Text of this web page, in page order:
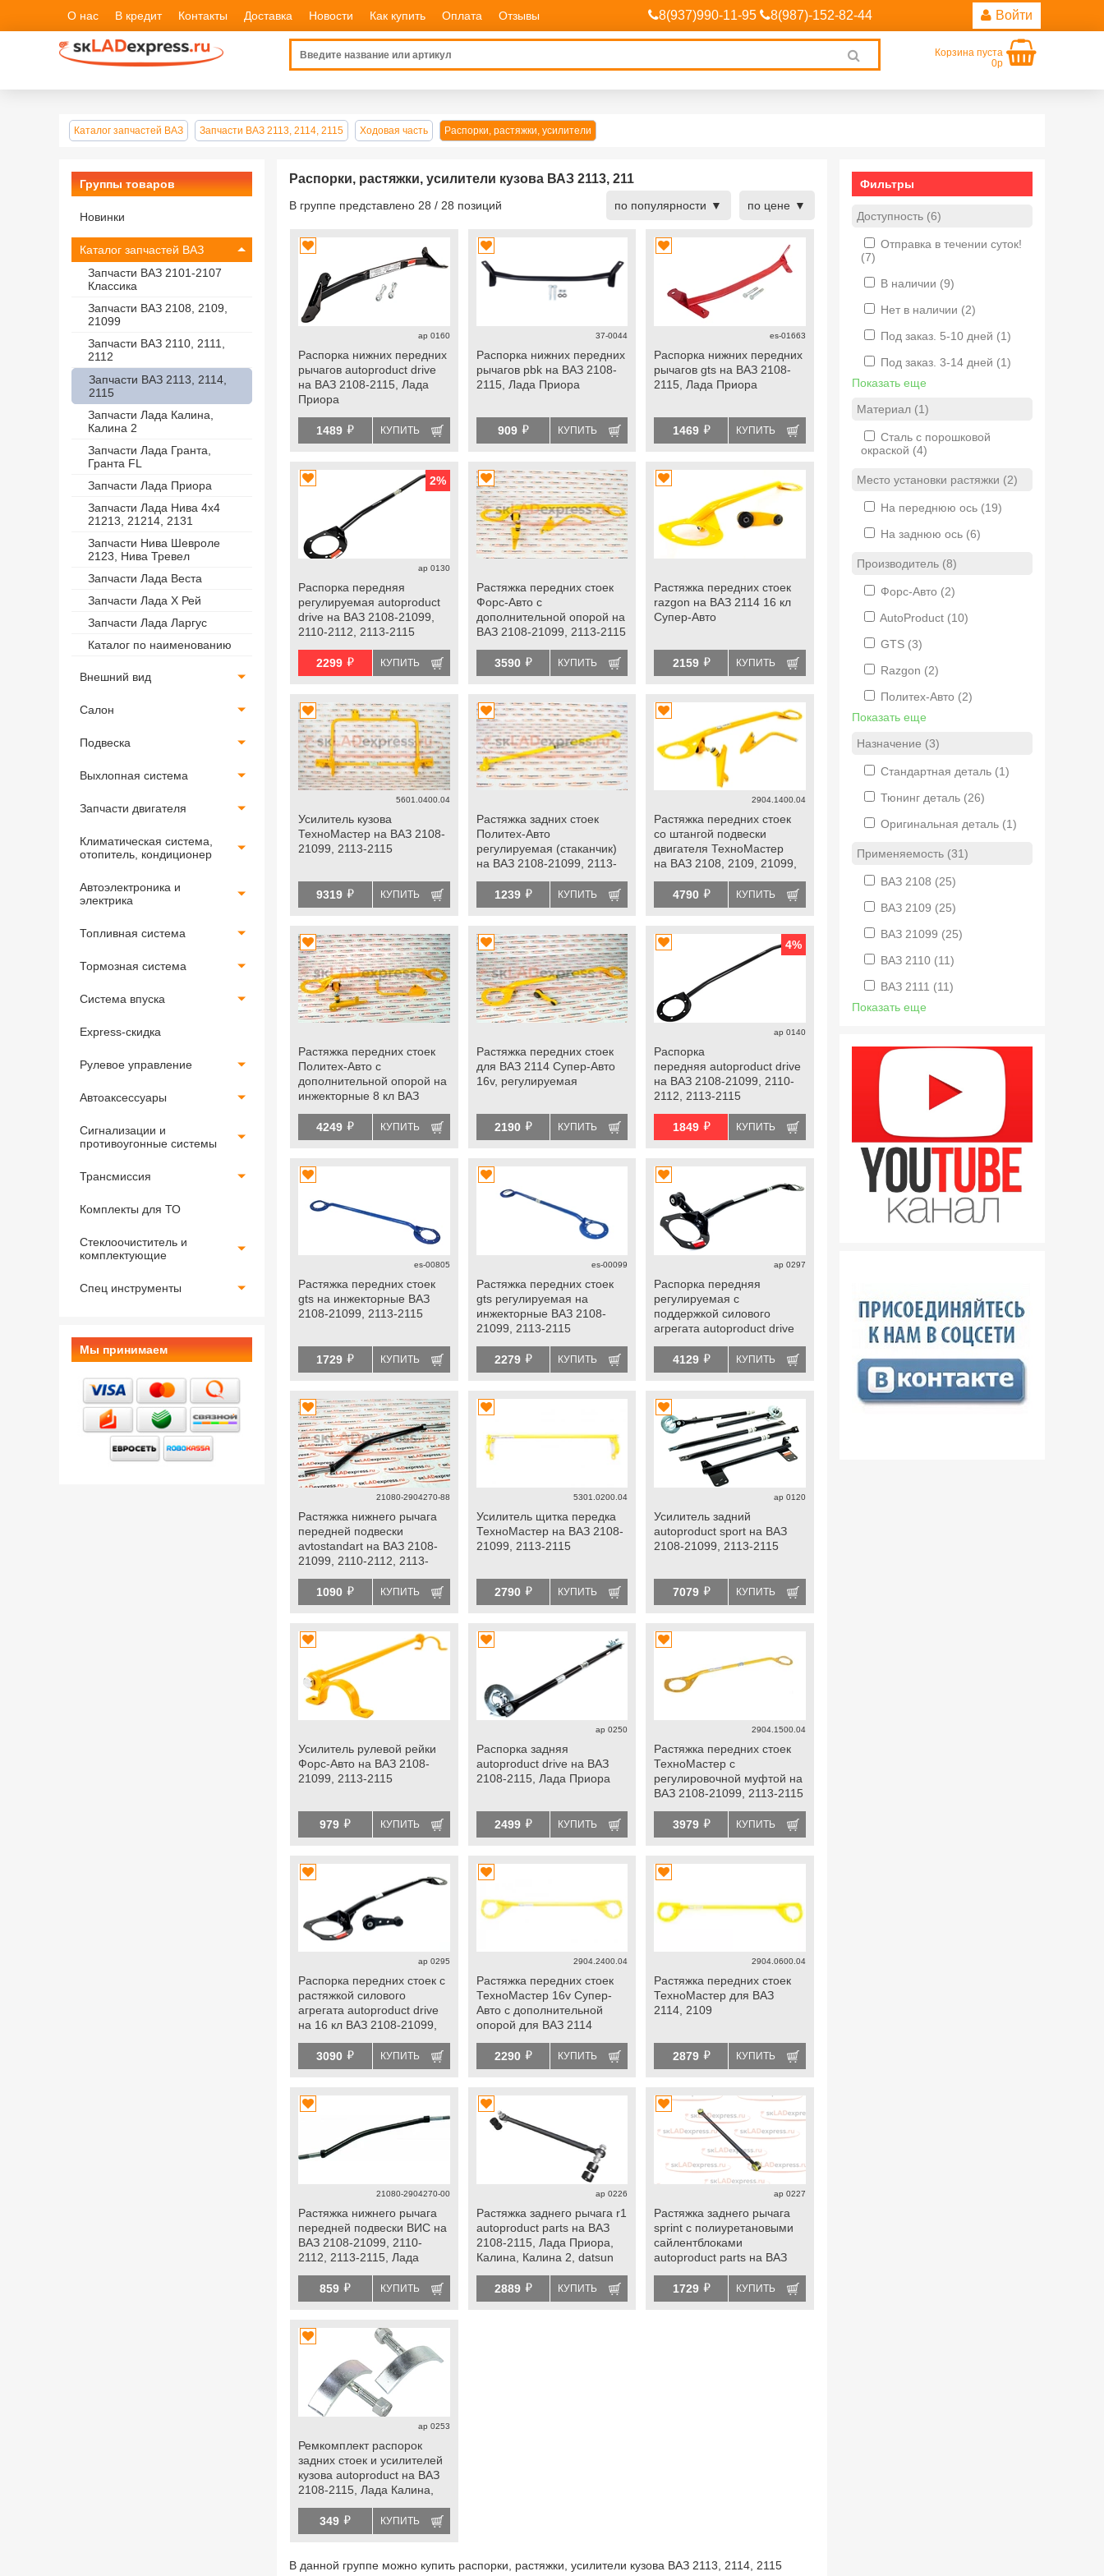
О нас В кредит Контакты Доставка Новости Как купить Оплата Отзывы 8(937)990-11-95 8(987)-152-82-44 Войти
search
Корзина пуста
0р
Каталог запчастей ВАЗ Запчасти ВАЗ 2113, 2114, 2115 Ходовая часть Распорки, растяжки, усилители
Группы товаров
Новинки
Каталог запчастей ВАЗ
Запчасти ВАЗ 2101-2107
Классика
Запчасти ВАЗ 2108, 2109,
21099
Запчасти ВАЗ 2110, 2111,
2112
Запчасти ВАЗ 2113, 2114,
2115
Запчасти Лада Калина,
Калина 2
Запчасти Лада Гранта,
Гранта FL
Запчасти Лада Приора
Запчасти Лада Нива 4х4
21213, 21214, 2131
Запчасти Нива Шевроле
2123, Нива Тревел
Запчасти Лада Веста
Запчасти Лада Х Рей
Запчасти Лада Ларгус
Каталог по наименованию
Внешний вид
Салон
Подвеска
Выхлопная система
Запчасти двигателя
Климатическая система,
отопитель, кондиционер
Автоэлектроника и
электрика
Топливная система
Тормозная система
Система впуска
Express-скидка
Рулевое управление
Автоаксессуары
Сигнализации и
противоугонные системы
Трансмиссия
Комплекты для ТО
Стеклоочиститель и
комплектующие
Спец инструменты
Мы принимаем
Распорки, растяжки, усилители кузова ВАЗ 2113, 211
В группе представлено 28 / 28 позиций по популярности по цене
ap 0160
Распорка нижних передних
рычагов autoproduct drive
на ВАЗ 2108-2115, Лада
Приора
1489 й КУПИТЬ
37-0044
Распорка нижних передних
рычагов pbk на ВАЗ 2108-
2115, Лада Приора
909 й КУПИТЬ
es-01663
Распорка нижних передних
рычагов gts на ВАЗ 2108-
2115, Лада Приора
1469 й КУПИТЬ
2%
ap 0130
Распорка передняя
регулируемая autoproduct
drive на ВАЗ 2108-21099,
2110-2112, 2113-2115
2299 й КУПИТЬ
Растяжка передних стоек
Форс-Авто с
дополнительной опорой на
ВАЗ 2108-21099, 2113-2115
3590 й КУПИТЬ
Растяжка передних стоек
razgon на ВАЗ 2114 16 кл
Супер-Авто
2159 й КУПИТЬ
5601.0400.04
Усилитель кузова
ТехноМастер на ВАЗ 2108-
21099, 2113-2115
9319 й КУПИТЬ
Растяжка задних стоек
Политех-Авто
регулируемая (стаканчик)
на ВАЗ 2108-21099, 2113-
2115, Лада Приора
1239 й КУПИТЬ
2904.1400.04
Растяжка передних стоек
со штангой подвески
двигателя ТехноМастер
на ВАЗ 2108, 2109, 21099,
2113, 2114, 2115 8 кл.
4790 й КУПИТЬ
Растяжка передних стоек
Политех-Авто с
дополнительной опорой на
инжекторные 8 кл ВАЗ
4249 й КУПИТЬ
Растяжка передних стоек
для ВАЗ 2114 Супер-Авто
16v, регулируемая
2190 й КУПИТЬ
4%
ap 0140
Распорка
передняя autoproduct drive
на ВАЗ 2108-21099, 2110-
2112, 2113-2115
1849 й КУПИТЬ
es-00805
Растяжка передних стоек
gts на инжекторные ВАЗ
2108-21099, 2113-2115
1729 й КУПИТЬ
es-00099
Растяжка передних стоек
gts регулируемая на
инжекторные ВАЗ 2108-
21099, 2113-2115
2279 й КУПИТЬ
ap 0297
Распорка передняя
регулируемая с
поддержкой силового
агрегата autoproduct drive
2113-2115
4129 й КУПИТЬ
21080-2904270-88
Растяжка нижнего рычага
передней подвески
avtostandart на ВАЗ 2108-
21099, 2110-2112, 2113-
1090 й КУПИТЬ
5301.0200.04
Усилитель щитка передка
ТехноМастер на ВАЗ 2108-
21099, 2113-2115
2790 й КУПИТЬ
ap 0120
Усилитель задний
autoproduct sport на ВАЗ
2108-21099, 2113-2115
7079 й КУПИТЬ
Усилитель рулевой рейки
Форс-Авто на ВАЗ 2108-
21099, 2113-2115
979 й КУПИТЬ
ap 0250
Распорка задняя
autoproduct drive на ВАЗ
2108-2115, Лада Приора
2499 й КУПИТЬ
2904.1500.04
Растяжка передних стоек
ТехноМастер с
регулировочной муфтой на
ВАЗ 2108-21099, 2113-2115
3979 й КУПИТЬ
ap 0295
Распорка передних стоек с
растяжкой силового
агрегата autoproduct drive
на 16 кл ВАЗ 2108-21099,
2113-2115
3090 й КУПИТЬ
2904.2400.04
Растяжка передних стоек
ТехноМастер 16v Супер-
Авто с дополнительной
опорой для ВАЗ 2114
2290 й КУПИТЬ
2904.0600.04
Растяжка передних стоек
ТехноМастер для ВАЗ
2114, 2109
2879 й КУПИТЬ
21080-2904270-00
Растяжка нижнего рычага
передней подвески ВИС на
ВАЗ 2108-21099, 2110-
2112, 2113-2115, Лада
859 й КУПИТЬ
ap 0226
Растяжка заднего рычага r1
autoproduct parts на ВАЗ
2108-2115, Лада Приора,
Калина, Калина 2, datsun
2889 й КУПИТЬ
ap 0227
Растяжка заднего рычага
sprint с полиуретановыми
сайлентблоками
autoproduct parts на ВАЗ
2113-2115, Лада Приора,
Калина, Калина 2, Датсун
1729 й КУПИТЬ
ap 0253
Ремкомплект распорок
задних стоек и усилителей
кузова autoproduct на ВАЗ
2108-2115, Лада Калина,
Приора, datsun
349 й КУПИТЬ
В данной группе можно купить распорки, растяжки, усилители кузова ВАЗ 2113, 2114, 2115
Фильтры
Доступность (6)
Отправка в течении суток!
(7)
В наличии (9)
Нет в наличии (2)
Под заказ. 5-10 дней (1)
Под заказ. 3-14 дней (1)
Показать еще
Материал (1)
Сталь с порошковой
окраской (4)
Место установки растяжки (2)
На переднюю ось (19)
На заднюю ось (6)
Производитель (8)
Форс-Авто (2)
AutoProduct (10)
GTS (3)
Razgon (2)
Политех-Авто (2)
Показать еще
Назначение (3)
Стандартная деталь (1)
Тюнинг деталь (26)
Оригинальная деталь (1)
Применяемость (31)
ВАЗ 2108 (25)
ВАЗ 2109 (25)
ВАЗ 21099 (25)
ВАЗ 2110 (11)
ВАЗ 2111 (11)
Показать еще